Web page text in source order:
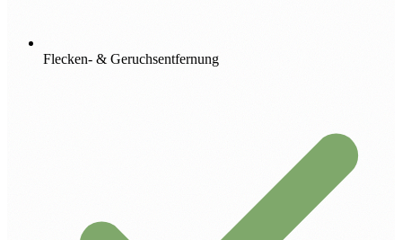
Flecken- & Geruchsentfernung